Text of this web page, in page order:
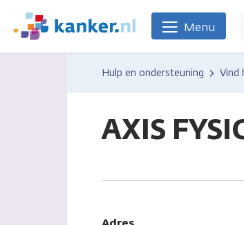
naar
We
zijn
Kanker.nl
Menu
Hulp en ondersteuning Vind
AXIS